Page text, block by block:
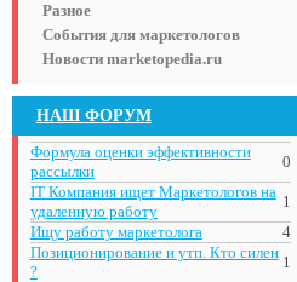
Разное
События для маркетологов
Новости marketopedia.ru
НАШ ФОРУМ
Формула оценки эффективности
рассылки
0
IT Компания ищет Маркетологов на
удаленную работу
1
Ищу работу маркетолога
4
Позиционирование и утп. Кто силен
?
1